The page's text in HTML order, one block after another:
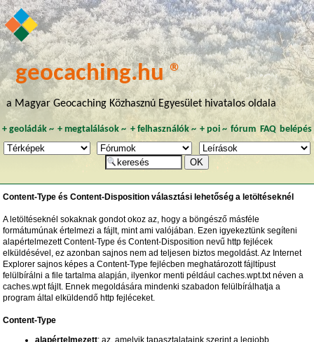
geocaching.hu ®
a Magyar Geocaching Közhasznú Egyesület hivatalos oldala
+ geoládák~ +megtalálások ~ + felhasználók~ + poi~ fórum FAQ belépés
Content-Type és Content-Disposition választási lehetőség a letöltéseknél
A letöltéseknél sokaknak gondot okoz az, hogy a böngésző másféle
formátumúnak értelmezi a fájlt, mint ami valójában. Ezen igyekeztünk segíteni
alapértelmezett Content-Type és Content-Disposition nevű http fejlécek
elküldésével, ez azonban sajnos nem ad teljesen biztos megoldást. Az Internet
Explorer sajnos képes a Content-Type fejlécben meghatározott fájltípust
felülbírálni a file tartalma alapján, ilyenkor menti például caches.wpt.txt néven a
caches.wpt fájlt. Ennek megoldására mindenki szabadon felülbírálhatja a
program által elküldendő http fejléceket.
Content-Type